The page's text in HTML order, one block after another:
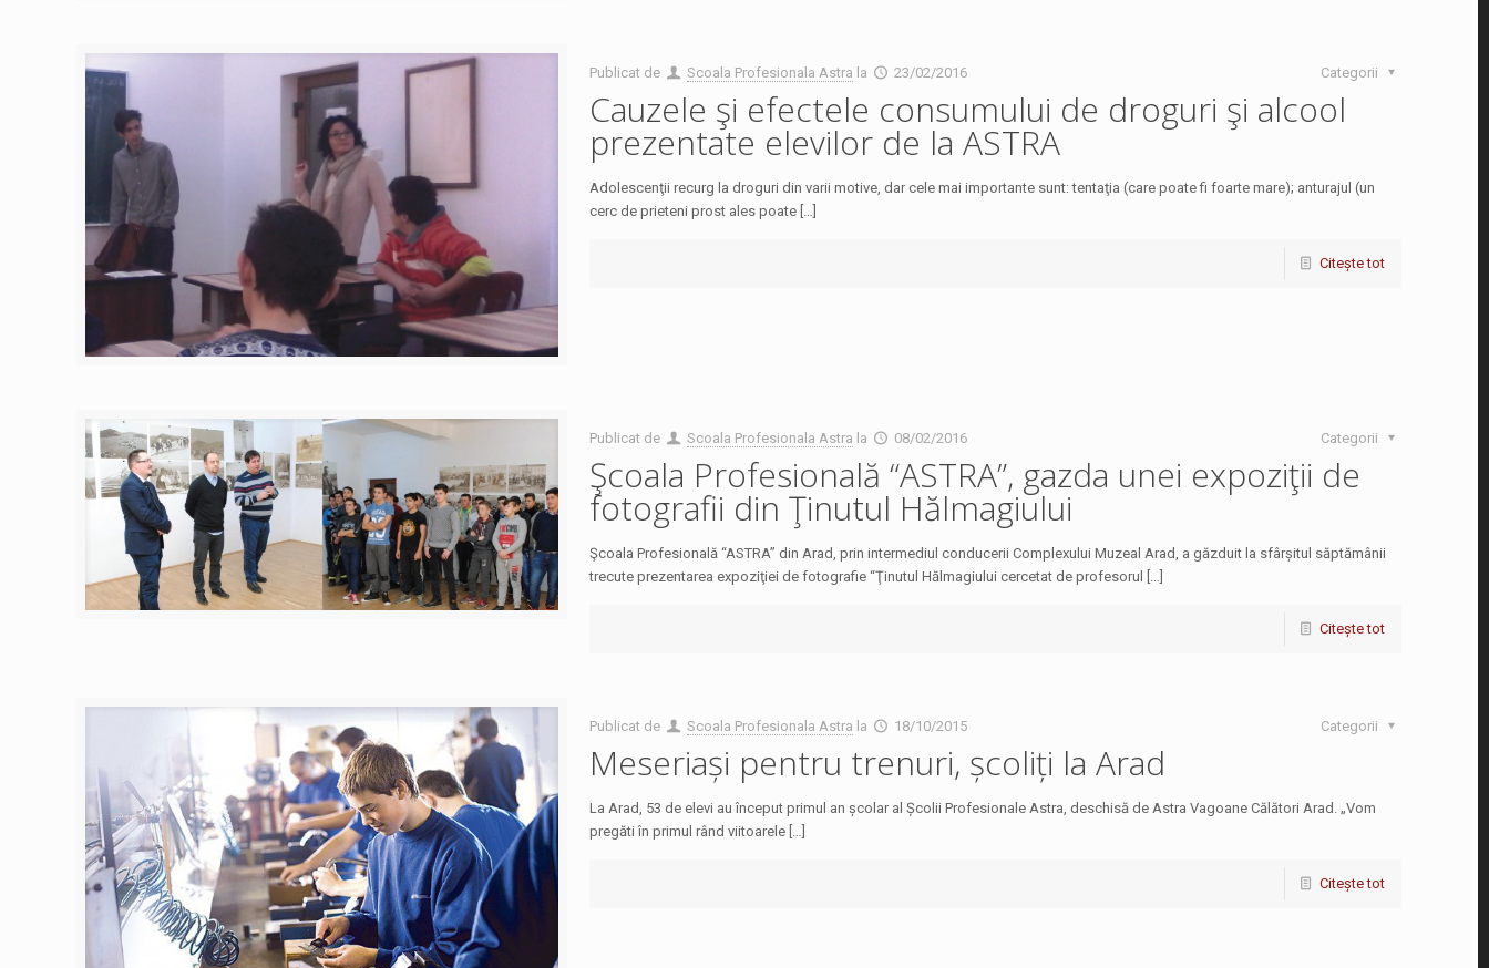
Publicat de Scoala Profesionala Astra la 23/02/2016 Categorii
Cauzele şi efectele consumului de droguri şi alcool
prezentate elevilor de la ASTRA
Adolescenţii recurg la droguri din varii motive, dar cele mai im­por­tante sunt: tentaţia (care poate fi foarte mare); anturajul (un
cerc de prieteni prost ales poate […]
Citește tot
Publicat de Scoala Profesionala Astra la 08/02/2016 Categorii
Şcoala Profesională “ASTRA”, gazda unei expoziţii de
fotografii din Ţinutul Hălmagiului
Şcoala Profesională “ASTRA” din Arad, prin intermediul conduce­rii Complexului Muzeal Arad, a găzduit la sfârșitul săptămânii
trecute prezentarea expoziţiei de fo­to­grafie “Ţinutul Hălmagiului cercetat de profesorul […]
Citește tot
Publicat de Scoala Profesionala Astra la 18/10/2015 Categorii
Meseriași pentru trenuri, școliți la Arad
La Arad, 53 de elevi au început primul an școlar al Școlii Profesionale Astra, deschisă de Astra Vagoane Călători Arad. „Vom
pregăti în primul rând viitoarele […]
Citește tot